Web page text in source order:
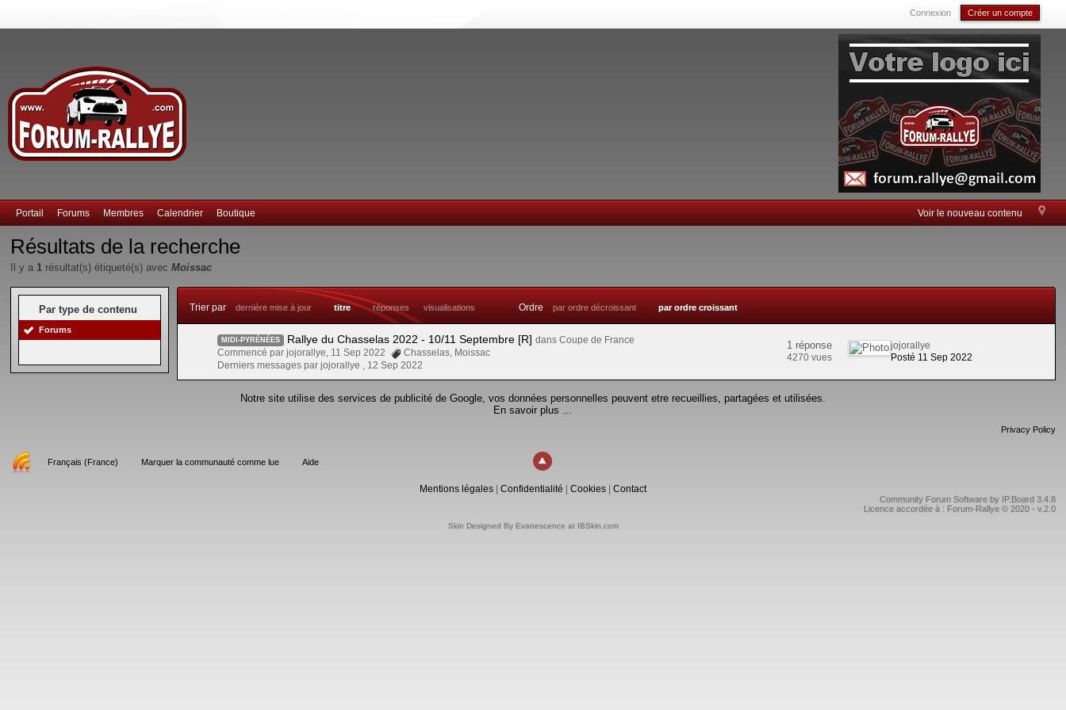
Connexion Créer un compte
Voir le nouveau contenu
Portail Forums Membres Calendrier Boutique
Résultats de la recherche
Il y a 1 résultat(s) étiqueté(s) avecMoissac
Par type de contenu
Forums
Trier par dernière mise à jour titre réponses visualisations Ordre par ordre décroissant par ordre croissant
MIDI-PYRÉNÉES Rallye du Chasselas 2022 - 10/11 Septembre [R] dans Coupe de France
Commencé par jojorallye, 11 Sep 2022
Chasselas, Moissac
Derniers messages par jojorallye , 12 Sep 2022
1 réponse
4270 vues
jojorallye
Posté 11 Sep 2022
Notre site utilise des services de publicité de Google, vos données personnelles peuvent etre recueillies, partagées et utilisées.
En savoir plus ...
Privacy Policy
Français (France) Marquer la communauté comme lue Aide
Mentions légales| Confidentialité Cookies| Contact
Community Forum Software by IP.Board 3.4.8
Licence accordée à : Forum-Rallye © 2020 - v.2.0
Skin Designed By Evanescence at IBSkin.com